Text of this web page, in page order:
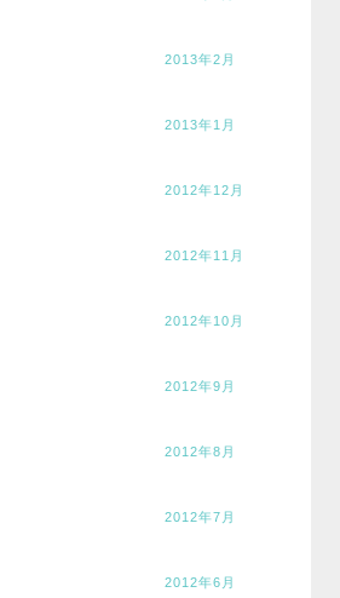
2013年2月
2013年1月
2012年12月
2012年11月
2012年10月
2012年9月
2012年8月
2012年7月
2012年6月